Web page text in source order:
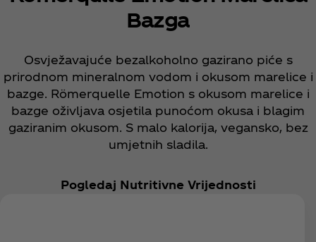
Bazga
Osvježavajuće bezalkoholno gazirano piće s
prirodnom mineralnom vodom i okusom marelice i
bazge. Römerquelle Emotion s okusom marelice i
bazge oživljava osjetila punoćom okusa i blagim
gaziranim okusom. S malo kalorija, vegansko, bez
umjetnih sladila.
Pogledaj Nutritivne Vrijednosti